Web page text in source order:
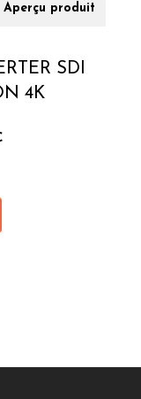
Aperçu produit
SDI
4K